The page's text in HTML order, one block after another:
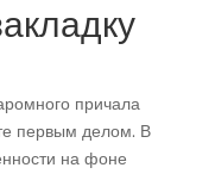
причала
первым делом. В
на фоне